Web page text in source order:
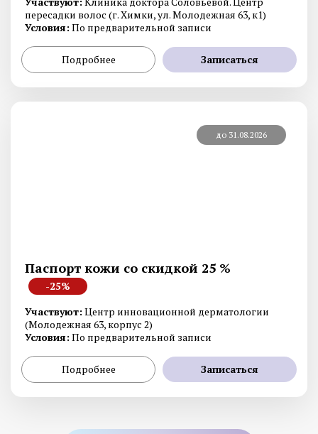
пересадки волос (г. Химки, ул. Молодежная 63, к1)
Условия: По предварительной записи
Подробнее Записаться
до 31.08.2026
Паспорт кожи со скидкой 25 %
-25%
Участвуют: Центр инновационной дерматологии
(Молодежная 63, корпус 2)
Условия: По предварительной записи
Подробнее Записаться